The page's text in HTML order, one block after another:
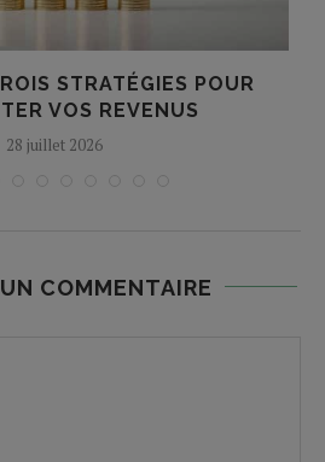
STRATÉGIES POUR
VOS REVENUS
28 juillet 2026
COMMENTAIRE